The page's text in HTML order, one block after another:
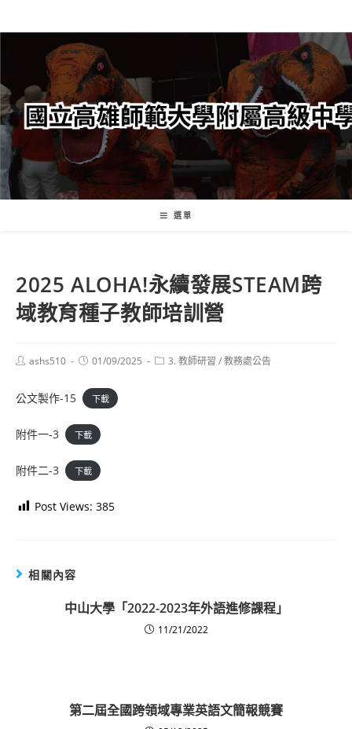
轉
要
內
容
選單
2025 ALOHA!永續發展STEAM跨
域教育種子教師培訓營
Postashs510
Post01/09/2025
Post3. 教師研習 /教務處公告
公文製作-15 下載
附件一-3 下載
附件二-3 下載
Post Views: 385
相關內容
中山大學「2022-2023年外語進修課程」
11/21/2022
第二屆全國跨領域專業英語文簡報競賽